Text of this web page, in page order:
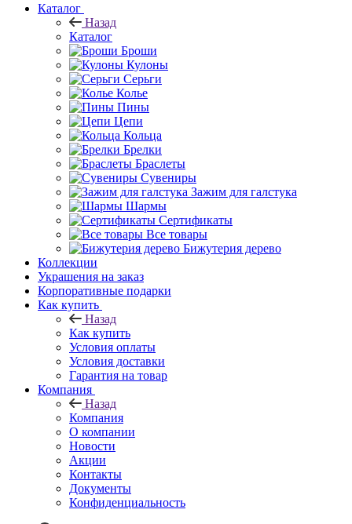
Каталог
Назад
Каталог
Броши
Кулоны
Серьги
Колье
Пины
Цепи
Кольца
Брелки
Браслеты
Сувениры
Зажим для галстука
Шармы
Сертификаты
Все товары
Бижутерия дерево
Коллекции
Украшения на заказ
Корпоративные подарки
Как купить
Назад
Как купить
Условия оплаты
Условия доставки
Гарантия на товар
Компания
Назад
Компания
О компании
Новости
Акции
Контакты
Документы
Конфиденциальность